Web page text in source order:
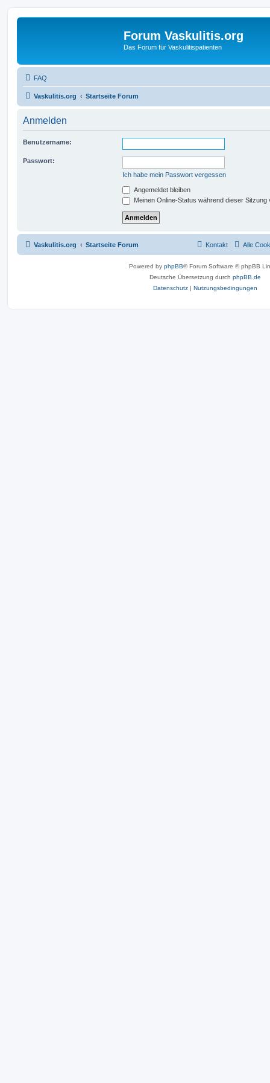
Forum Vaskulitis.org
Das Forum für Vaskulitispatienten
FAQ
Vaskulitis.org Startseite Forum
Anmelden
Benutzername:
Passwort:
Ich habe mein Passwort vergessen
Angemeldet bleiben
Meinen Online-Status während dieser Sitzung
Vaskulitis.org Startseite Forum Alle
Kontakt
Powered by phpBB® Forum Software © phpBB
Deutsche Übersetzung durch phpBB.de
Datenschutz | Nutzungsbedingungen